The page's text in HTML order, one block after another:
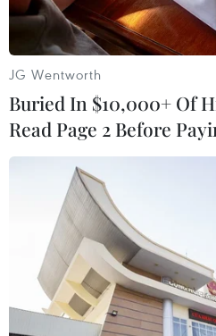
Quân đội Ai Cập tiêu
JG Wentworth
Buried In $10,000+ Of
Read Page 2 Before